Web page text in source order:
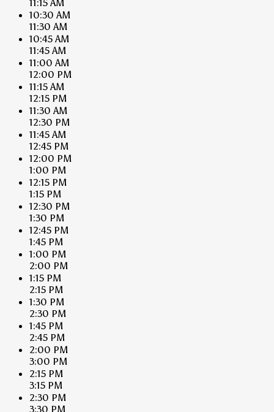
11:15 AM
10:30 AM
11:30 AM
10:45 AM
11:45 AM
11:00 AM
12:00 PM
11:15 AM
12:15 PM
11:30 AM
12:30 PM
11:45 AM
12:45 PM
12:00 PM
1:00 PM
12:15 PM
1:15 PM
12:30 PM
1:30 PM
12:45 PM
1:45 PM
1:00 PM
2:00 PM
1:15 PM
2:15 PM
1:30 PM
2:30 PM
1:45 PM
2:45 PM
2:00 PM
3:00 PM
2:15 PM
3:15 PM
2:30 PM
3:30 PM